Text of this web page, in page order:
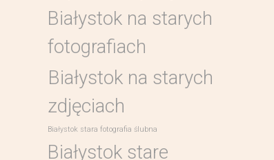
Białystok na starych
fotografiach
Białystok na starych
zdjęciach
Białystok stara fotografia ślubna
Białystok stare